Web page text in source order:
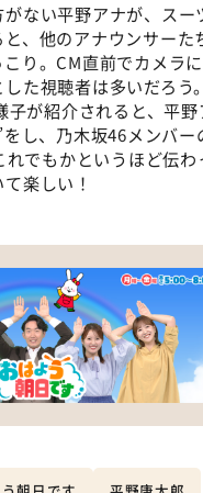
ない平野アナが、ス
、他のアナウンサー
り。CM直前でカメラ
た視聴者は多いだろ
子が紹介されると、平
をし、乃木坂46メンバ
れでもかというほど伝
楽しい！